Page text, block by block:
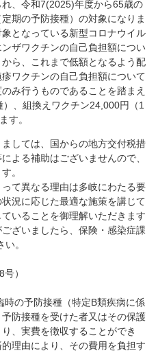
、令和7(2025)年度から65歳の
期の予防接種）の対象になりま
となっている新型コロナウイル
ザワクチンの自己負担額につい
ら、これまで低額となるよう配
ワクチンの自己負担額について
み行うものであることを踏まえ
、組換えワクチン24,000円（1
す。
しては、国からの地方交付税措
よる補助はございませんので、
。
て異なる理由は多岐にわたる要
況に応じた最適な施策を講じて
いることを御理解いただきます
ざいましたら、保険・感染症課
。
）
の予防接種（特定B類疾病に係
防接種を受けた者又はその保護
、実費を徴収することができ
理由により、その費用を負担す